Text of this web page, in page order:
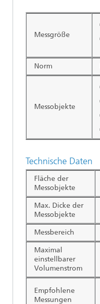
Messgröße
Norm
Messobjekte
Technische Daten
Fläche der
Messobjekte
Max. Dicke der
Messobjekte
Messbereich
Maximal
einstellbarer
Volumenstrom
Empfohlene
Messungen